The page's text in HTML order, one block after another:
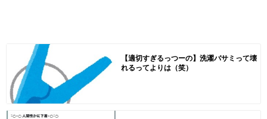
【適切すぎるっつーの】洗濯バサミって壊
れるってよりは（笑）